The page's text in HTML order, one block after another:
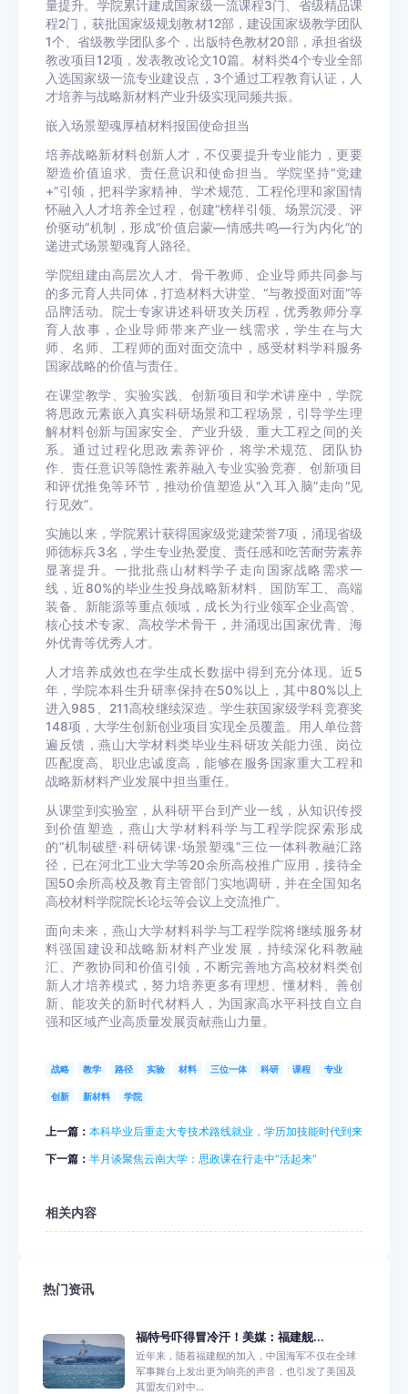
量提升。学院累计建成国家级一流课程3门、省级精品课
程2门，获批国家级规划教材12部，建设国家级教学团队
1个、省级教学团队多个，出版特色教材20部，承担省级
教改项目12项，发表教改论文10篇。材料类4个专业全部
入选国家级一流专业建设点，3个通过工程教育认证，人
才培养与战略新材料产业升级实现同频共振。
嵌入场景塑魂厚植材料报国使命担当
培养战略新材料创新人才，不仅要提升专业能力，更要
塑造价值追求、责任意识和使命担当。学院坚持“党建
+”引领，把科学家精神、学术规范、工程伦理和家国情
怀融入人才培养全过程，创建“榜样引领、场景沉浸、评
价驱动”机制，形成“价值启蒙—情感共鸣—行为内化”的
递进式场景塑魂育人路径。
学院组建由高层次人才、骨干教师、企业导师共同参与
的多元育人共同体，打造材料大讲堂、“与教授面对面”等
品牌活动。院士专家讲述科研攻关历程，优秀教师分享
育人故事，企业导师带来产业一线需求，学生在与大
师、名师、工程师的面对面交流中，感受材料学科服务
国家战略的价值与责任。
在课堂教学、实验实践、创新项目和学术讲座中，学院
将思政元素嵌入真实科研场景和工程场景，引导学生理
解材料创新与国家安全、产业升级、重大工程之间的关
系。通过过程化思政素养评价，将学术规范、团队协
作、责任意识等隐性素养融入专业实验竞赛、创新项目
和评优推免等环节，推动价值塑造从“入耳入脑”走向“见
行见效”。
实施以来，学院累计获得国家级党建荣誉7项，涌现省级
师德标兵3名，学生专业热爱度、责任感和吃苦耐劳素养
显著提升。一批批燕山材料学子走向国家战略需求一
线，近80%的毕业生投身战略新材料、国防军工、高端
装备、新能源等重点领域，成长为行业领军企业高管、
核心技术专家、高校学术骨干，并涌现出国家优青、海
外优青等优秀人才。
人才培养成效也在学生成长数据中得到充分体现。近5
年，学院本科生升研率保持在50%以上，其中80%以上
进入985、211高校继续深造。学生获国家级学科竞赛奖
148项，大学生创新创业项目实现全员覆盖。用人单位普
遍反馈，燕山大学材料类毕业生科研攻关能力强、岗位
匹配度高、职业忠诚度高，能够在服务国家重大工程和
战略新材料产业发展中担当重任。
从课堂到实验室，从科研平台到产业一线，从知识传授
到价值塑造，燕山大学材料科学与工程学院探索形成
的“机制破壁·科研铸课·场景塑魂”三位一体科教融汇路
径，已在河北工业大学等20余所高校推广应用，接待全
国50余所高校及教育主管部门实地调研，并在全国知名
高校材料学院院长论坛等会议上交流推广。
面向未来，燕山大学材料科学与工程学院将继续服务材
料强国建设和战略新材料产业发展，持续深化科教融
汇、产教协同和价值引领，不断完善地方高校材料类创
新人才培养模式，努力培养更多有理想、懂材料、善创
新、能攻关的新时代材料人，为国家高水平科技自立自
强和区域产业高质量发展贡献燕山力量。
战略 教学 路径 实验 材料 三位一体 科研 课程 专业
创新 新材料 学院
上一篇： 本科毕业后重走大专技术路线就业，学历加技能时代到来
下一篇： 半月谈聚焦云南大学：思政课在行走中“活起来”
相关内容
热门资讯
福特号吓得冒冷汗！美媒：福建舰...
近年来，随着福建舰的加入，中国海军不仅在全球
军事舞台上发出更为响亮的声音，也引发了美国及
其盟友们对中...